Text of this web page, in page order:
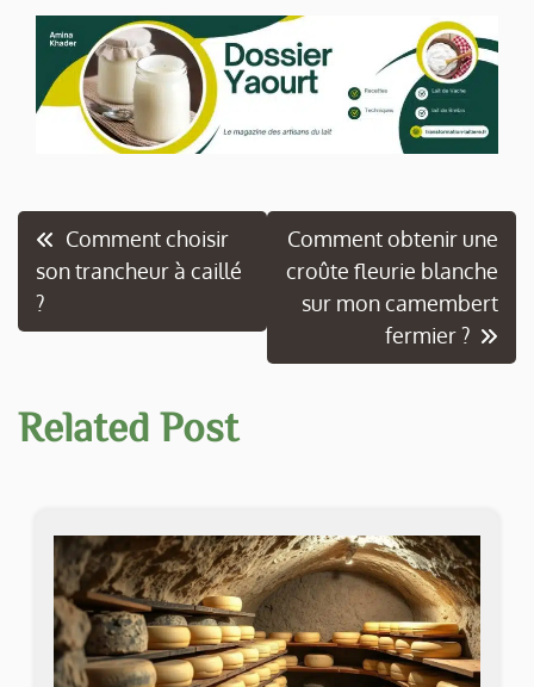
Navigation
de
l’article
Comment choisir
son trancheur à caillé
?
Comment obtenir une
croûte fleurie blanche
sur mon camembert
fermier ?
Related Post